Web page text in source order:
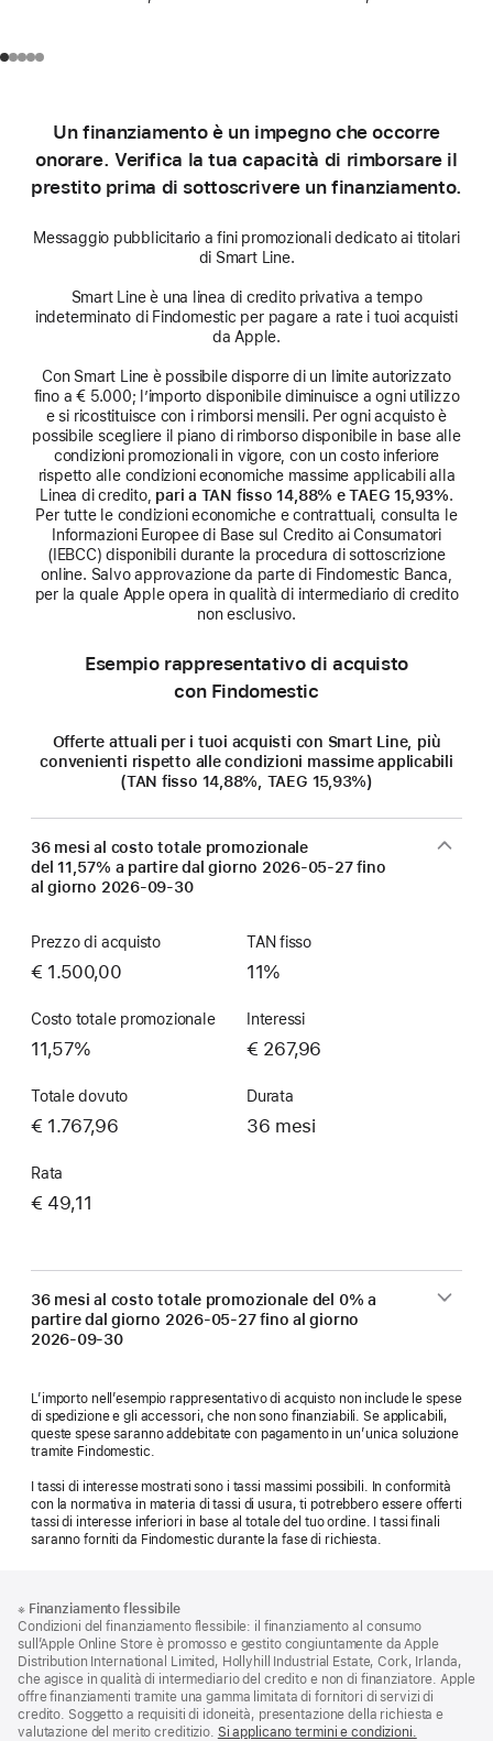
Un finanziamento è un impegno che occorre
onorare. Verifica la tua capacità di rimborsare il
prestito prima di sottoscrivere un finanziamento.
Messaggio pubblicitario a fini promozionali dedicato ai titolari
di Smart Line.
Smart Line è una linea di credito privativa a tempo
indeterminato di Findomestic per pagare a rate i tuoi acquisti
da Apple.
Con Smart Line è possibile disporre di un limite autorizzato
fino a € 5.000; l’importo disponibile diminuisce a ogni utilizzo
e si ricostituisce con i rimborsi mensili. Per ogni acquisto è
possibile scegliere il piano di rimborso disponibile in base alle
condizioni promozionali in vigore, con un costo inferiore
rispetto alle condizioni economiche massime applicabili alla
Linea di credito, pari a TAN fisso 14,88% e TAEG 15,93%.
Per tutte le condizioni economiche e contrattuali, consulta le
Informazioni Europee di Base sul Credito ai Consumatori
(IEBCC) disponibili durante la procedura di sottoscrizione
online. Salvo approvazione da parte di Findomestic Banca,
per la quale Apple opera in qualità di intermediario di credito
non esclusivo.
Esempio rappresentativo di acquisto
con Findomestic
Offerte attuali per i tuoi acquisti con Smart Line, più
convenienti rispetto alle condizioni massime applicabili
(TAN fisso 14,88%, TAEG 15,93%)
36 mesi al costo totale promozionale
del 11,57% a partire dal giorno 2026-05-27fino
al giorno 2026-09-30
Prezzo di acquisto
€ 1.500,00
TAN fisso
11%
Costo totale promozionale
11,57%
Interessi
€ 267,96
Totale dovuto
€ 1.767,96
Durata
36 mesi
Rata
€ 49,11
36 mesi al costo totale promozionale del 0% a
partire dal giorno 2026-05-27fino al giorno
2026-09-30
L’importo nell’esempio rappresentativo di acquisto non include le spese
di spedizione e gli accessori, che non sono finanziabili. Se applicabili,
queste spese saranno addebitate con pagamento in un’unica soluzione
tramite Findomestic.
I tassi di interesse mostrati sono i tassi massimi possibili. In conformità
con la normativa in materia di tassi di usura, ti potrebbero essere offerti
tassi di interesse inferiori in base al totale del tuo ordine. I tassi finali
saranno forniti da Findomestic durante la fase di richiesta.
di
pagina
a
piè
di
pagina
※ Finanziamento flessibile
Condizioni del finanziamento flessibile: il finanziamento al consumo
sull’Apple Online Store è promosso e gestito congiuntamente da Apple
Distribution International Limited, Hollyhill Industrial Estate, Cork, Irlanda,
che agisce in qualità di intermediario del credito e non di finanziatore. Apple
offre finanziamenti tramite una gamma limitata di fornitori di servizi di
credito. Soggetto a requisiti di idoneità, presentazione della richiesta e
valutazione del merito creditizio. Si applicano termini e condizioni.